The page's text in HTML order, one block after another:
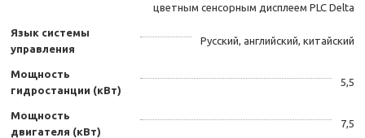
цветным сенсорным дисплеем PLC Delta
Язык системы
управления
Русский, английский, китайский
Мощность
гидростанции (кВт)
5,5
Мощность
двигателя (кВт)
7,5